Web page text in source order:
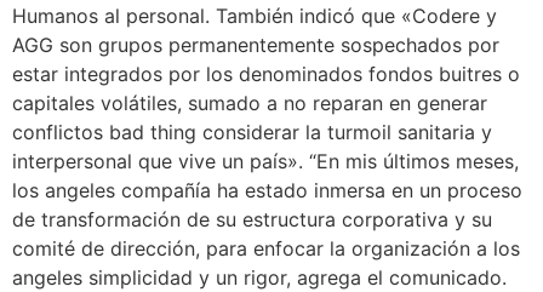
Humanos al personal. También indicó que «Codere y
AGG son grupos permanentemente sospechados por
estar integrados por los denominados fondos buitres o
capitales volátiles, sumado a no reparan en generar
conflictos bad thing considerar la turmoil sanitaria y
interpersonal que vive un país». “En mis últimos meses,
los angeles compañía ha estado inmersa en un proceso
de transformación de su estructura corporativa y su
comité de dirección, para enfocar la organización a los
angeles simplicidad y un rigor, agrega el comunicado.